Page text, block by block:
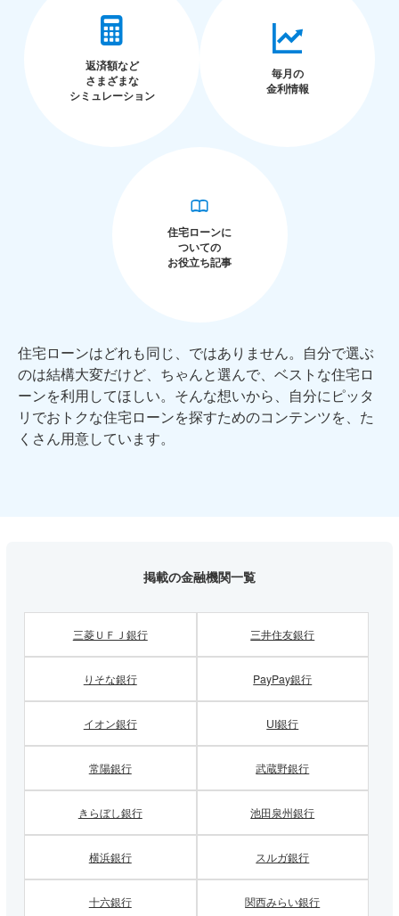
返済額など
さまざまな
シミュレーション
毎月の
金利情報
住宅ローンに
ついての
お役立ち記事
住宅ローンはどれも同じ、ではありません。自分で選ぶ
のは結構大変だけど、ちゃんと選んで、ベストな住宅ロ
ーンを利用してほしい。そんな想いから、自分にピッタ
リでおトクな住宅ローンを探すためのコンテンツを、た
くさん用意しています。
掲載の金融機関一覧
三菱ＵＦＪ銀行 三井住友銀行
りそな銀行 PayPay銀行
イオン銀行 UI銀行
常陽銀行 武蔵野銀行
きらぼし銀行 池田泉州銀行
横浜銀行 スルガ銀行
十六銀行 関西みらい銀行